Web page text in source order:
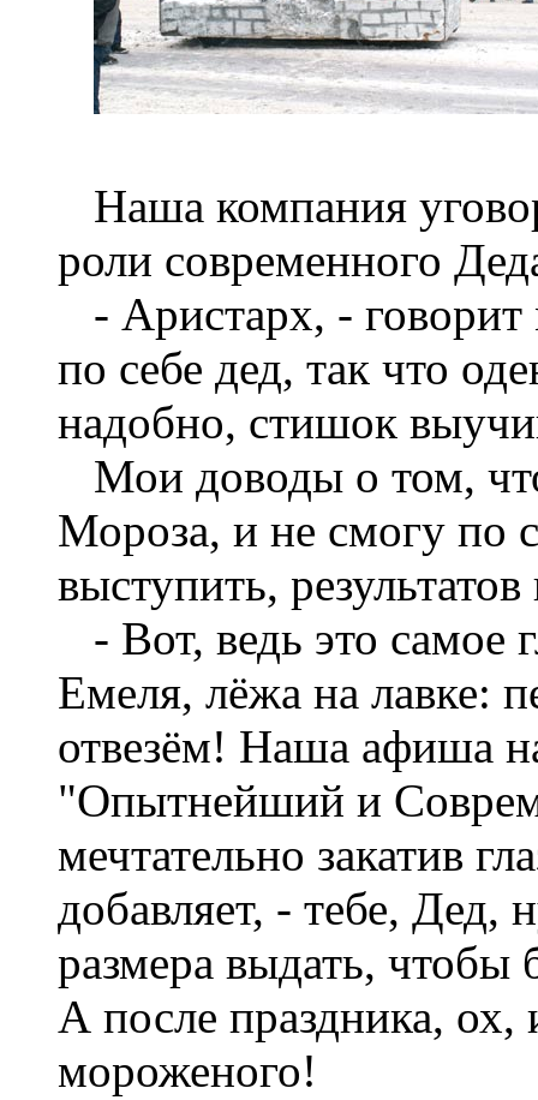
Наша компания
роли современного
- Аристарх, -
по себе дед, так что
надобно, стишок
Мои доводы о том,
Мороза, и не смогу по
выступить,
- Вот, ведь это самое
Емеля, лёжа на лавке:
отвезём! Наша афиша
"Опытнейший и
мечтательно закатив
добавляет, - тебе,
размера выдать, чтобы
А после праздника,
мороженого!